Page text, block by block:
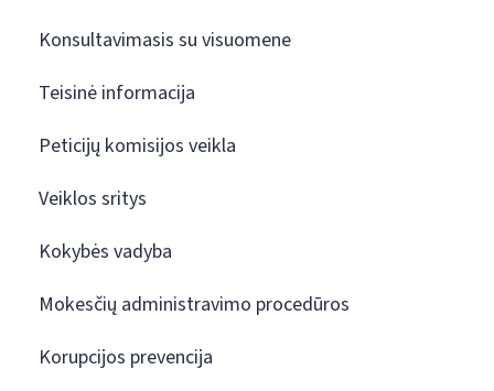
Konsultavimasis su visuomene
Teisinė informacija
Peticijų komisijos veikla
Veiklos sritys
Kokybės vadyba
Mokesčių administravimo procedūros
Korupcijos prevencija